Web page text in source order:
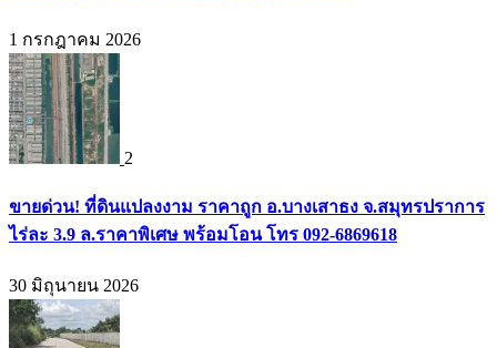
1 กรกฎาคม 2026
2
ขายด่วน! ที่ดินแปลงงาม ราคาถูก อ.บางเสาธง จ.สมุทรปราการ
ไร่ละ 3.9 ล.ราคาพิเศษ พร้อมโอน โทร 092-6869618
30 มิถุนายน 2026